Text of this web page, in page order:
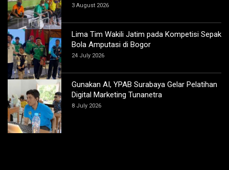
3 August 2026
Lima Tim Wakili Jatim pada Kompetisi Sepak
Bola Amputasi di Bogor
24 July 2026
Gunakan AI, YPAB Surabaya Gelar Pelatihan
Digital Marketing Tunanetra
8 July 2026